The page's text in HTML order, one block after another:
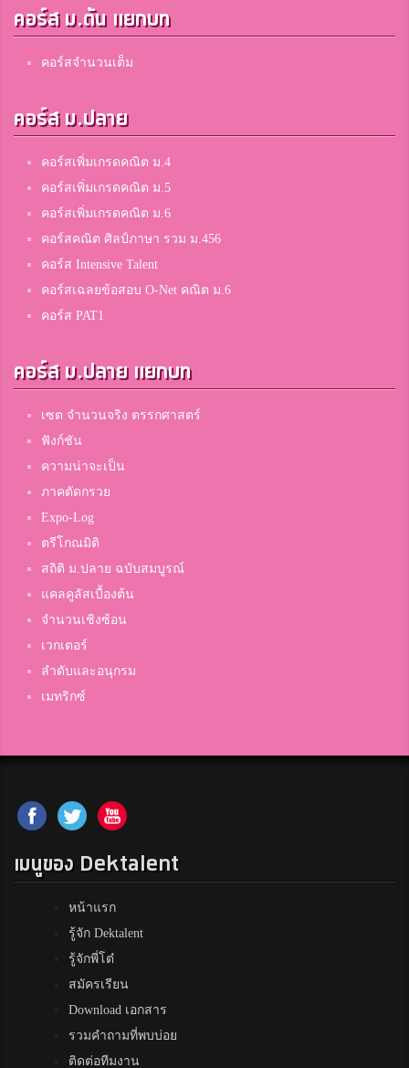
คอร์ส ม.ต้น แยกบท
คอร์สจำนวนเต็ม
คอร์ส ม.ปลาย
คอร์สเพิ่มเกรดคณิต ม.4
คอร์สเพิ่มเกรดคณิต ม.5
คอร์สเพิ่มเกรดคณิต ม.6
คอร์สคณิต ศิลป์ภาษา รวม ม.456
คอร์ส Intensive Talent
คอร์สเฉลยข้อสอบ O-Net คณิต ม.6
คอร์ส PAT1
คอร์ส ม.ปลาย แยกบท
เซต จำนวนจริง ตรรกศาสตร์
ฟังก์ชัน
ความน่าจะเป็น
ภาคตัดกรวย
Expo-Log
ตรีโกณมิติ
สถิติ ม.ปลาย ฉบับสมบูรณ์
แคลคูลัสเบื้องต้น
จำนวนเชิงซ้อน
เวกเตอร์
ลำดับและอนุกรม
เมทริกซ์
เมนูของ Dektalent
หน้าแรก
รู้จัก Dektalent
รู้จักพี่โต๋
สมัครเรียน
Download เอกสาร
รวมคำถามที่พบบ่อย
ติดต่อทีมงาน